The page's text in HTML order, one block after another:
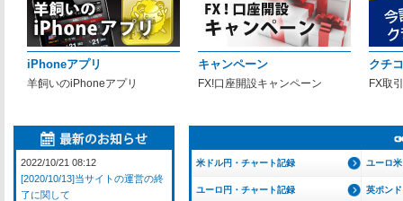
iPhoneアプリ
羊飼いのiPhoneアプリ
キャンペーン
FX!口座開設キャンペーン
クチ
FX取
米ドル円・チャート記録 ユーロ
ユーロ円・チャート記録 英ポン
2022/10/21 08:12
[2020/10/13]当サイトの運営の終
了に関して